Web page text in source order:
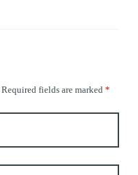
Required fields are marked *